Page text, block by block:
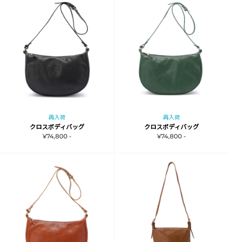
再入荷
クロスボディバッグ
¥74,800 -
再入荷
クロスボディバッグ
¥74,800 -